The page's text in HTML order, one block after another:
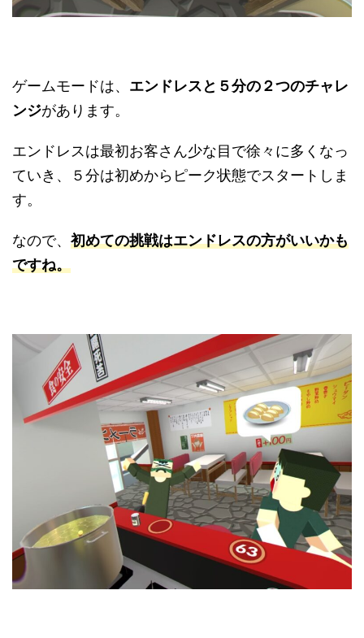
ゲームモードは、 エンドレスと５分の２つのチャレ
ンジがあります。
エンドレスは最初お客さん少な目で徐々に多くなっ
ていき、５分は初めからピーク状態でスタートしま
す。
なので、 初めての挑戦はエンドレスの方がいいかも
ですね。